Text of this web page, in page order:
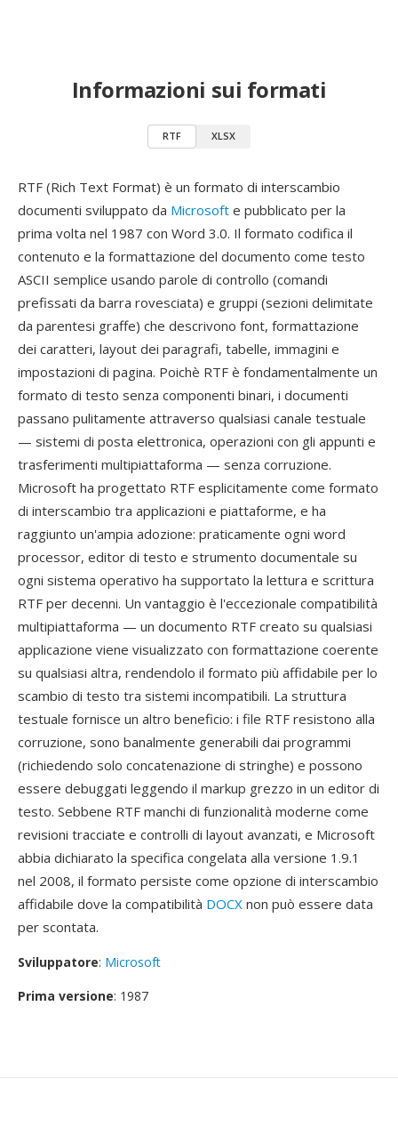
Informazioni sui formati
RTF XLSX
RTF (Rich Text Format) è un formato di interscambio
documenti sviluppato da Microsoft e pubblicato per la
prima volta nel 1987 con Word 3.0. Il formato codifica il
contenuto e la formattazione del documento come testo
ASCII semplice usando parole di controllo (comandi
prefissati da barra rovesciata) e gruppi (sezioni delimitate
da parentesi graffe) che descrivono font, formattazione
dei caratteri, layout dei paragrafi, tabelle, immagini e
impostazioni di pagina. Poichè RTF è fondamentalmente un
formato di testo senza componenti binari, i documenti
passano pulitamente attraverso qualsiasi canale testuale
— sistemi di posta elettronica, operazioni con gli appunti e
trasferimenti multipiattaforma — senza corruzione.
Microsoft ha progettato RTF esplicitamente come formato
di interscambio tra applicazioni e piattaforme, e ha
raggiunto un'ampia adozione: praticamente ogni word
processor, editor di testo e strumento documentale su
ogni sistema operativo ha supportato la lettura e scrittura
RTF per decenni. Un vantaggio è l'eccezionale compatibilità
multipiattaforma — un documento RTF creato su qualsiasi
applicazione viene visualizzato con formattazione coerente
su qualsiasi altra, rendendolo il formato più affidabile per lo
scambio di testo tra sistemi incompatibili. La struttura
testuale fornisce un altro beneficio: i file RTF resistono alla
corruzione, sono banalmente generabili dai programmi
(richiedendo solo concatenazione di stringhe) e possono
essere debuggati leggendo il markup grezzo in un editor di
testo. Sebbene RTF manchi di funzionalità moderne come
revisioni tracciate e controlli di layout avanzati, e Microsoft
abbia dichiarato la specifica congelata alla versione 1.9.1
nel 2008, il formato persiste come opzione di interscambio
affidabile dove la compatibilità DOCX non può essere data
per scontata.
Sviluppatore: Microsoft
Prima versione: 1987